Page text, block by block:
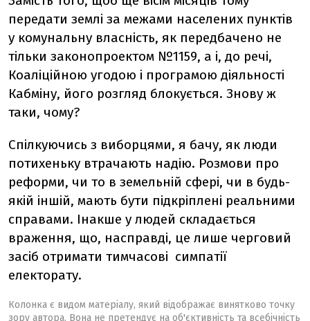
передати землі за межами населених пунктів
у комунальну власність, як передбачено не
тільки законопроектом №1159, а і, до речі,
Коаліційною угодою і програмою діяльності
Кабміну, його розгляд блокується. Знову ж
таки, чому?
Спілкуючись з виборцями, я бачу, як люди
потихеньку втрачають надію. Розмови про
реформи, чи то в земельній сфері, чи в будь-
якій іншій, мають бути підкріплені реальними
справами. Інакше у людей складається
враження, що, насправді, це лише черговий
засіб отримати тимчасові симпатії
електорату.
Колонка є видом матеріалу, який відображає винятково точку
зору автора. Вона не претендує на об'єктивність та всебічність